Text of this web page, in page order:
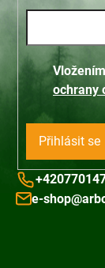
ochrany
Přihlásit se
e-